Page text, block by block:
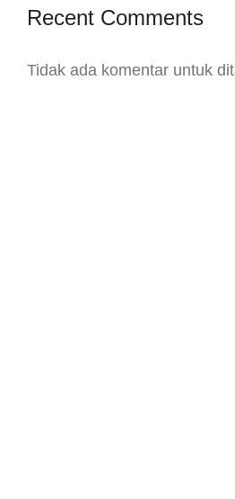
Recent Comments
Tidak ada komentar untuk